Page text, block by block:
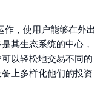
，使用户能够在外出
其生态系统的中心，
以轻松地交易不同的
上多样化他们的投资